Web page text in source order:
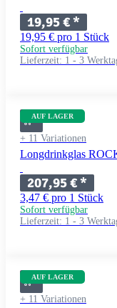
19,95 €*
19,95 € pro 1 Stück
Sofort verfügbar
Lieferzeit: 1 - 3
AUF LAGER
+ 11 Variationen
Longdrinkglas
207,95 €*
3,47 € pro 1 Stück
Sofort verfügbar
Lieferzeit: 1 - 3
AUF LAGER
+ 11 Variationen